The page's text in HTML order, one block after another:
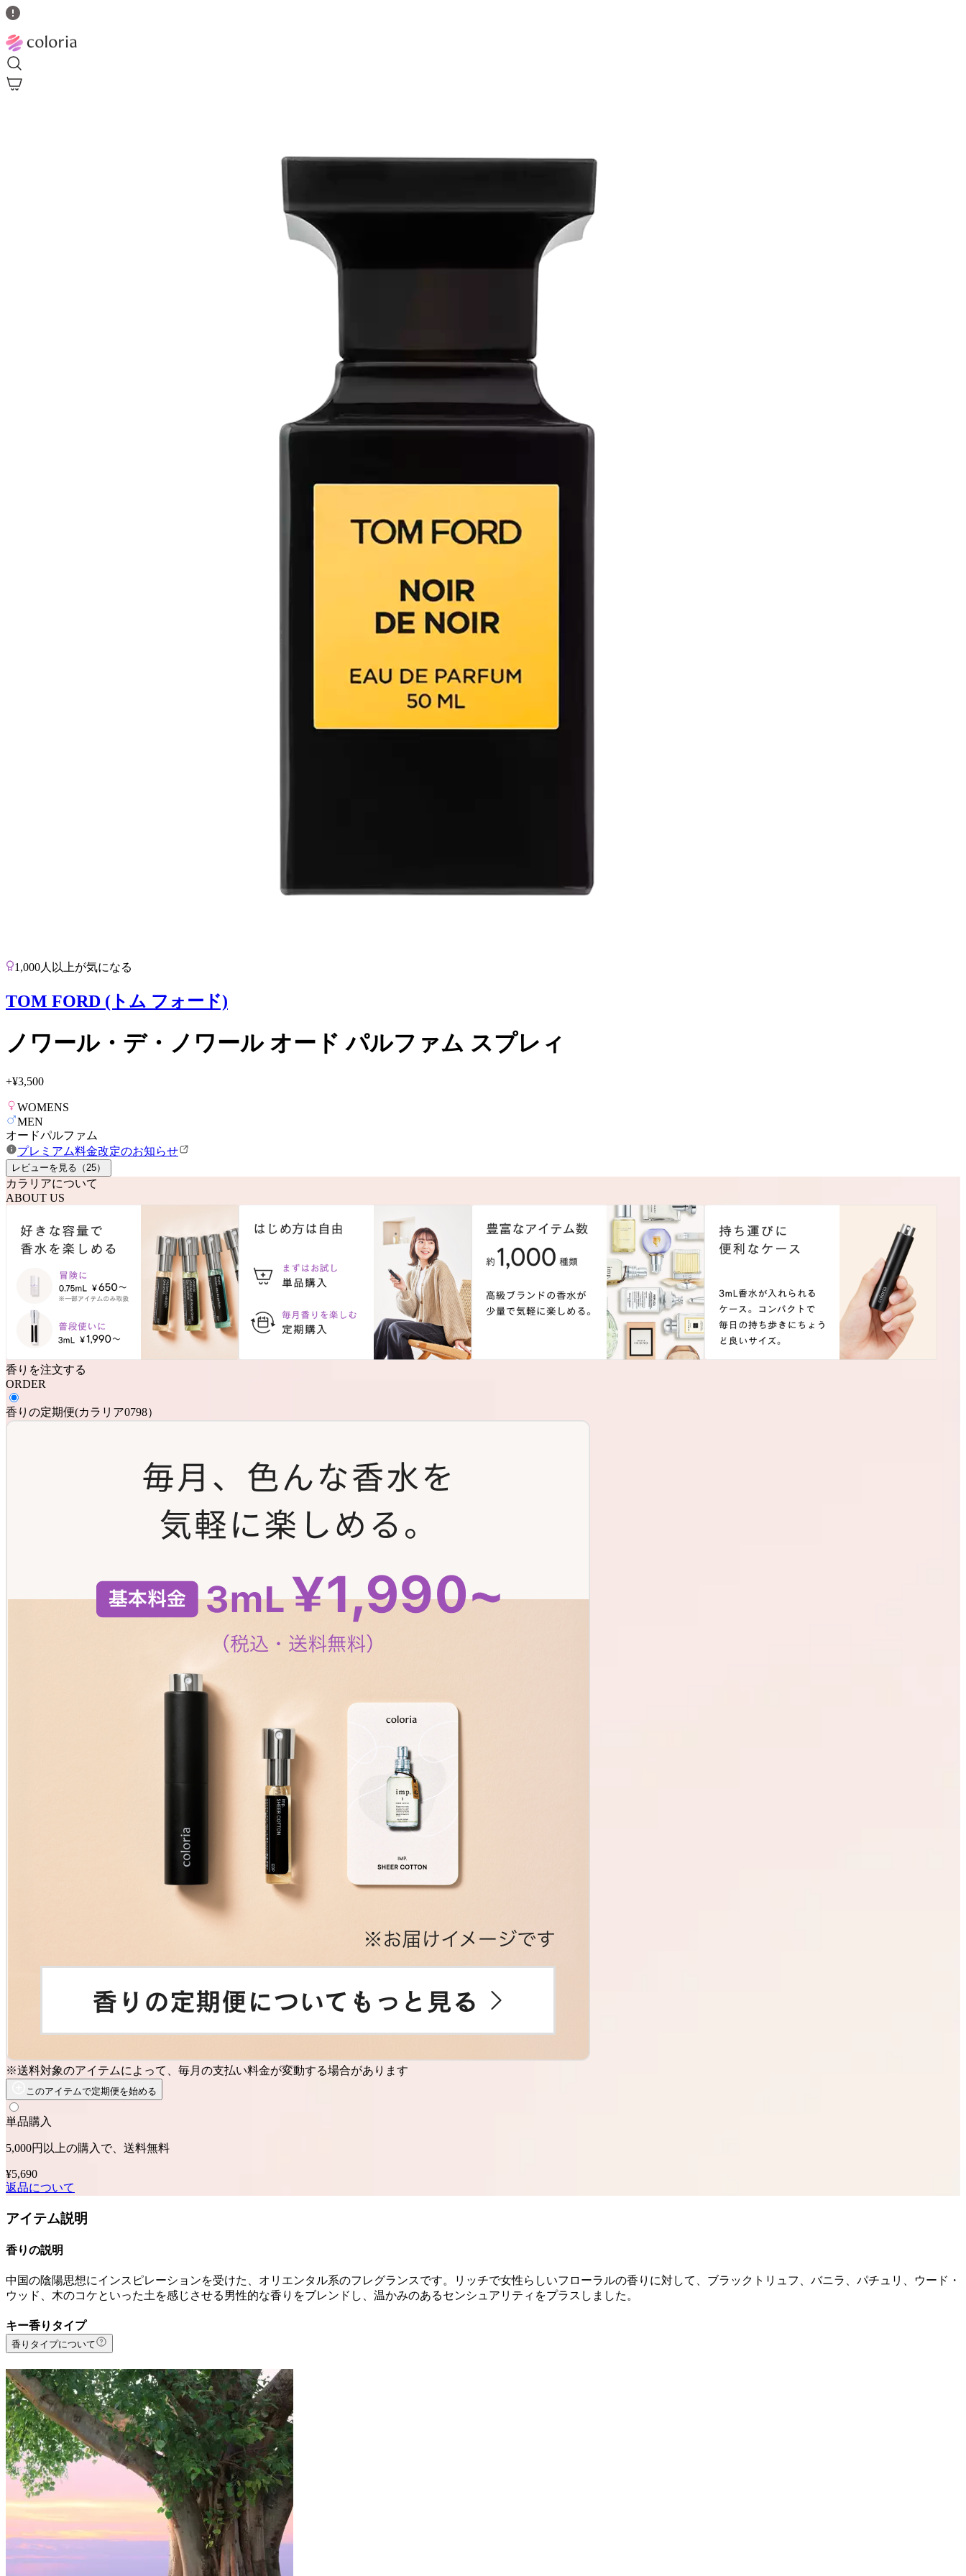
1,000人以上が気になる
TOM FORD (トム フォード)
ノワール・デ・ノワール オード パルファム スプレィ
+¥3,500
WOMENS
MEN
オードパルファム
プレミアム料金改定のお知らせ
レビューを見る（ 25）
カラリアについて
ABOUT US
香りを注文する
ORDER
香りの定期便(カラリア0798）
※送料対象のアイテムによって、毎月の支払い料金が変動する場合があります
このアイテムで定期便を始める
単品購入
5,000円以上の購入で、送料無料
¥5,690
返品について
アイテム説明
香りの説明
中国の陰陽思想にインスピレーションを受けた、オリエンタル系のフレグランスです。リッチで女性らしいフローラルの香りに対して、ブラックトリュフ、バニラ、パチュリ、ウード・
ウッド、木のコケといった土を感じさせる男性的な香りをブレンドし、温かみのあるセンシュアリティをプラスしました。
キー香りタイプ
香りタイプについて